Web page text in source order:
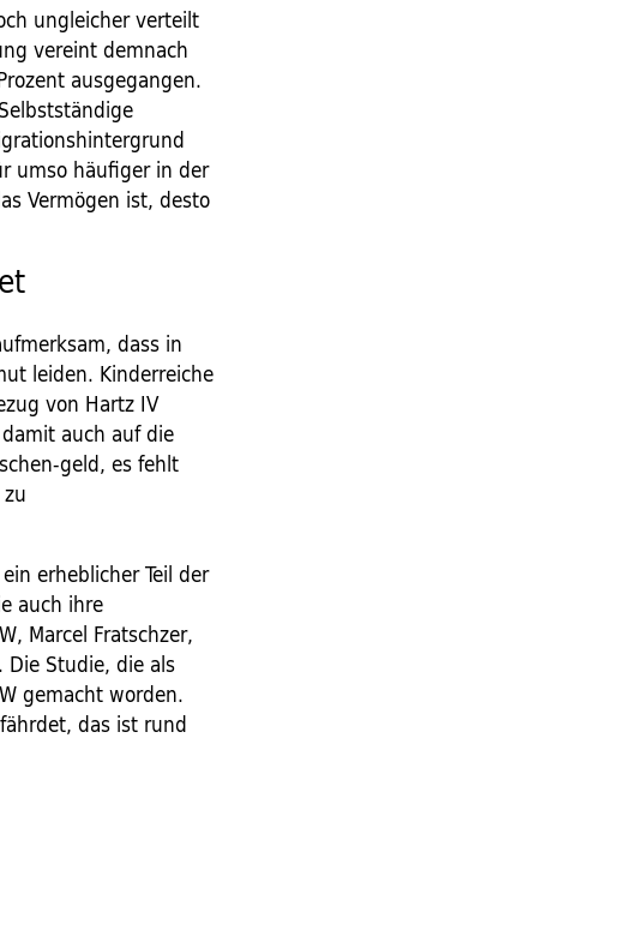
ungleicher verteilt
vereint demnach
ausgegangen.
umso häufiger in der
Vermögen ist, desto
dass in
leiden. Kinderreiche
von Hartz IV
auch auf die
geld, es fehlt
erheblicher Teil der
auch ihre
Marcel Fratschzer,
Studie, die als
gemacht worden.
das ist rund